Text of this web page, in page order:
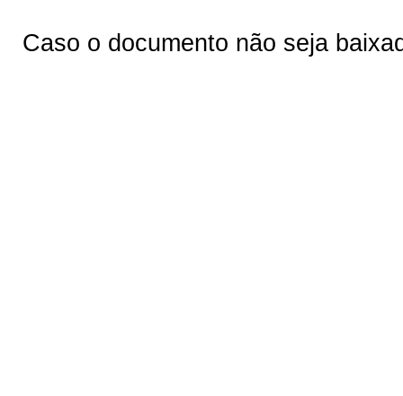
Caso o documento não seja